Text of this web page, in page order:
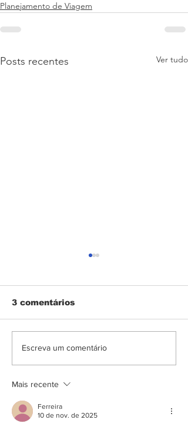
Planejamento de Viagem
Posts recentes Ver tudo
Pedágios na
3 comentários
Escreva um comentário
Mais recente
Ferreira
10 de nov. de 2025